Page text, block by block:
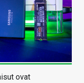
ovat